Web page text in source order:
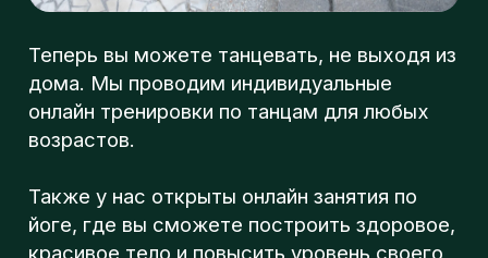
Также у нас открыты онлайн занятия по
красивое тело и повысить уровень своего
духовного развития.
Выбирайте педагога и звоните по номеру
телефона, чтобы узнать все подробности и
Хотите знать о нас больше?
Подписывайтесь на нас и будьте в курсе